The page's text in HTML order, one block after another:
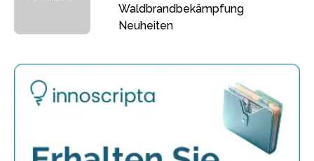
Waldbrandbekämpfung
Neuheiten